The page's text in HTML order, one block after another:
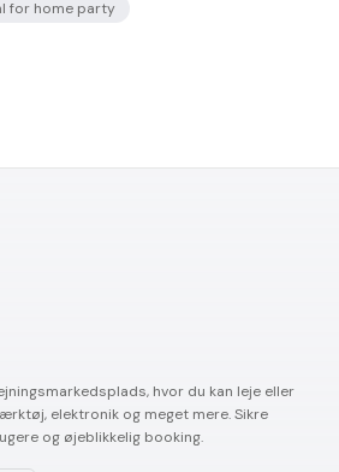
for home party
hvor du kan leje eller
elektronik og meget mere. Sikre
og øjeblikkelig booking.